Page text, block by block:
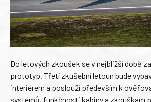
Do letových zkoušek se v nejbližší době
prototyp. Třetí zkušební letoun bude
interiérem a poslouží především k
systémů, funkčnosti kabiny a zkouškám